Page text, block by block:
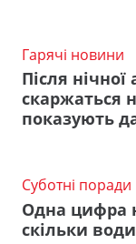
Гарячі новини
Після
скаржаться
показують
Суботні поради
Одна цифра
скільки